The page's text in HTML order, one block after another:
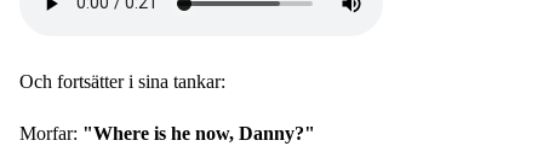
Och fortsätter i sina tankar:
Morfar: "Where is he now, Danny?"